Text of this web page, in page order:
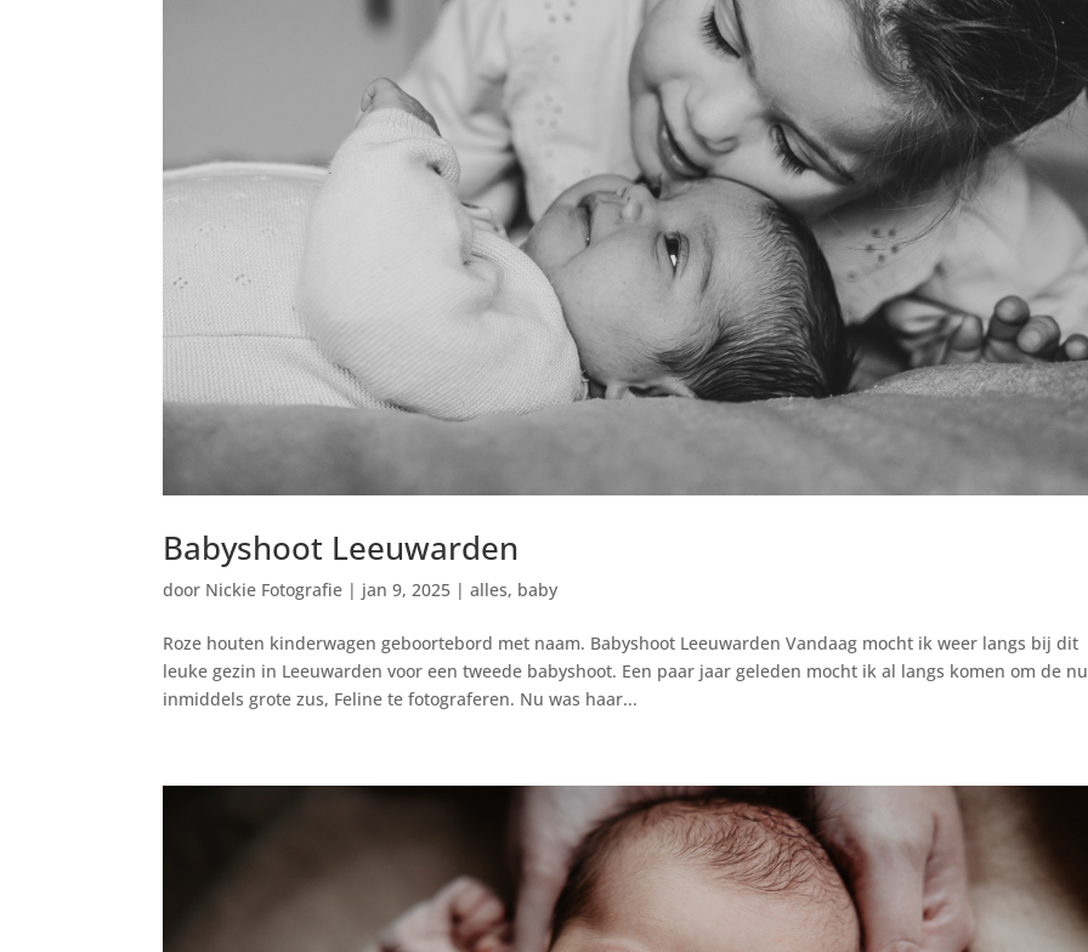
Babyshoot Leeuwarden
door Nickie Fotografie | jan 9, 2025 |alles, baby
Roze houten kinderwagen geboortebord met naam. Babyshoot Leeuwarden Vandaag mocht ik weer langs bij dit
leuke gezin in Leeuwarden voor een tweede babyshoot. Een paar jaar geleden mocht ik al langs komen om de nu
inmiddels grote zus, Feline te fotograferen. Nu was haar...